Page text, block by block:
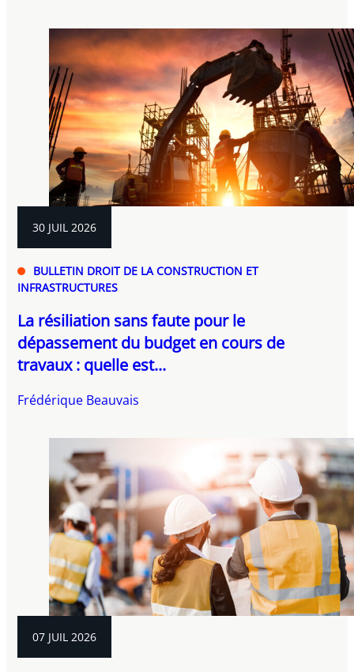
30 JUIL 2026
BULLETIN DROIT DE LA CONSTRUCTION ET
INFRASTRUCTURES
La résiliation sans faute pour le
dépassement du budget en cours de
travaux : quelle est...
Frédérique Beauvais
07 JUIL 2026